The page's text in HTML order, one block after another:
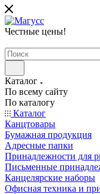
Честные цены!
Каталог
По всему сайту
По каталогу
Каталог
Канцтовары
Бумажная продукция
Адресные папки
Принадлежности для
Письменные
Канцелярские наборы
Офисная техника и